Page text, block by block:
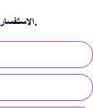
الاستفسار لي الآن، حصلت على قائمة الأسعار.